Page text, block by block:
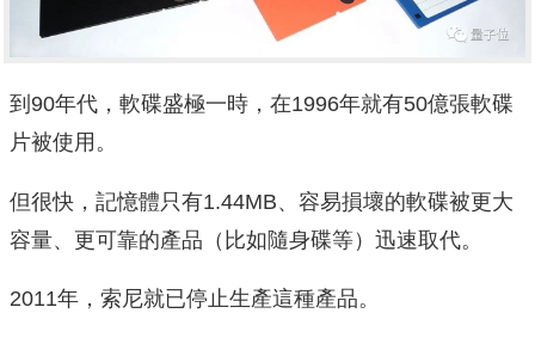
到90年代，軟碟盛極一時，在1996年就有50億張軟碟
片被使用。
但很快，記憶體只有1.44MB、容易損壞的軟碟被更大
容量、更可靠的產品（比如隨身碟等）迅速取代。
2011年，索尼就已停止生產這種產品。